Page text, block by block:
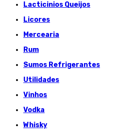
Lacticinios Queijos
Licores
Mercearia
Rum
Sumos Refrigerantes
Utilidades
Vinhos
Vodka
Whisky